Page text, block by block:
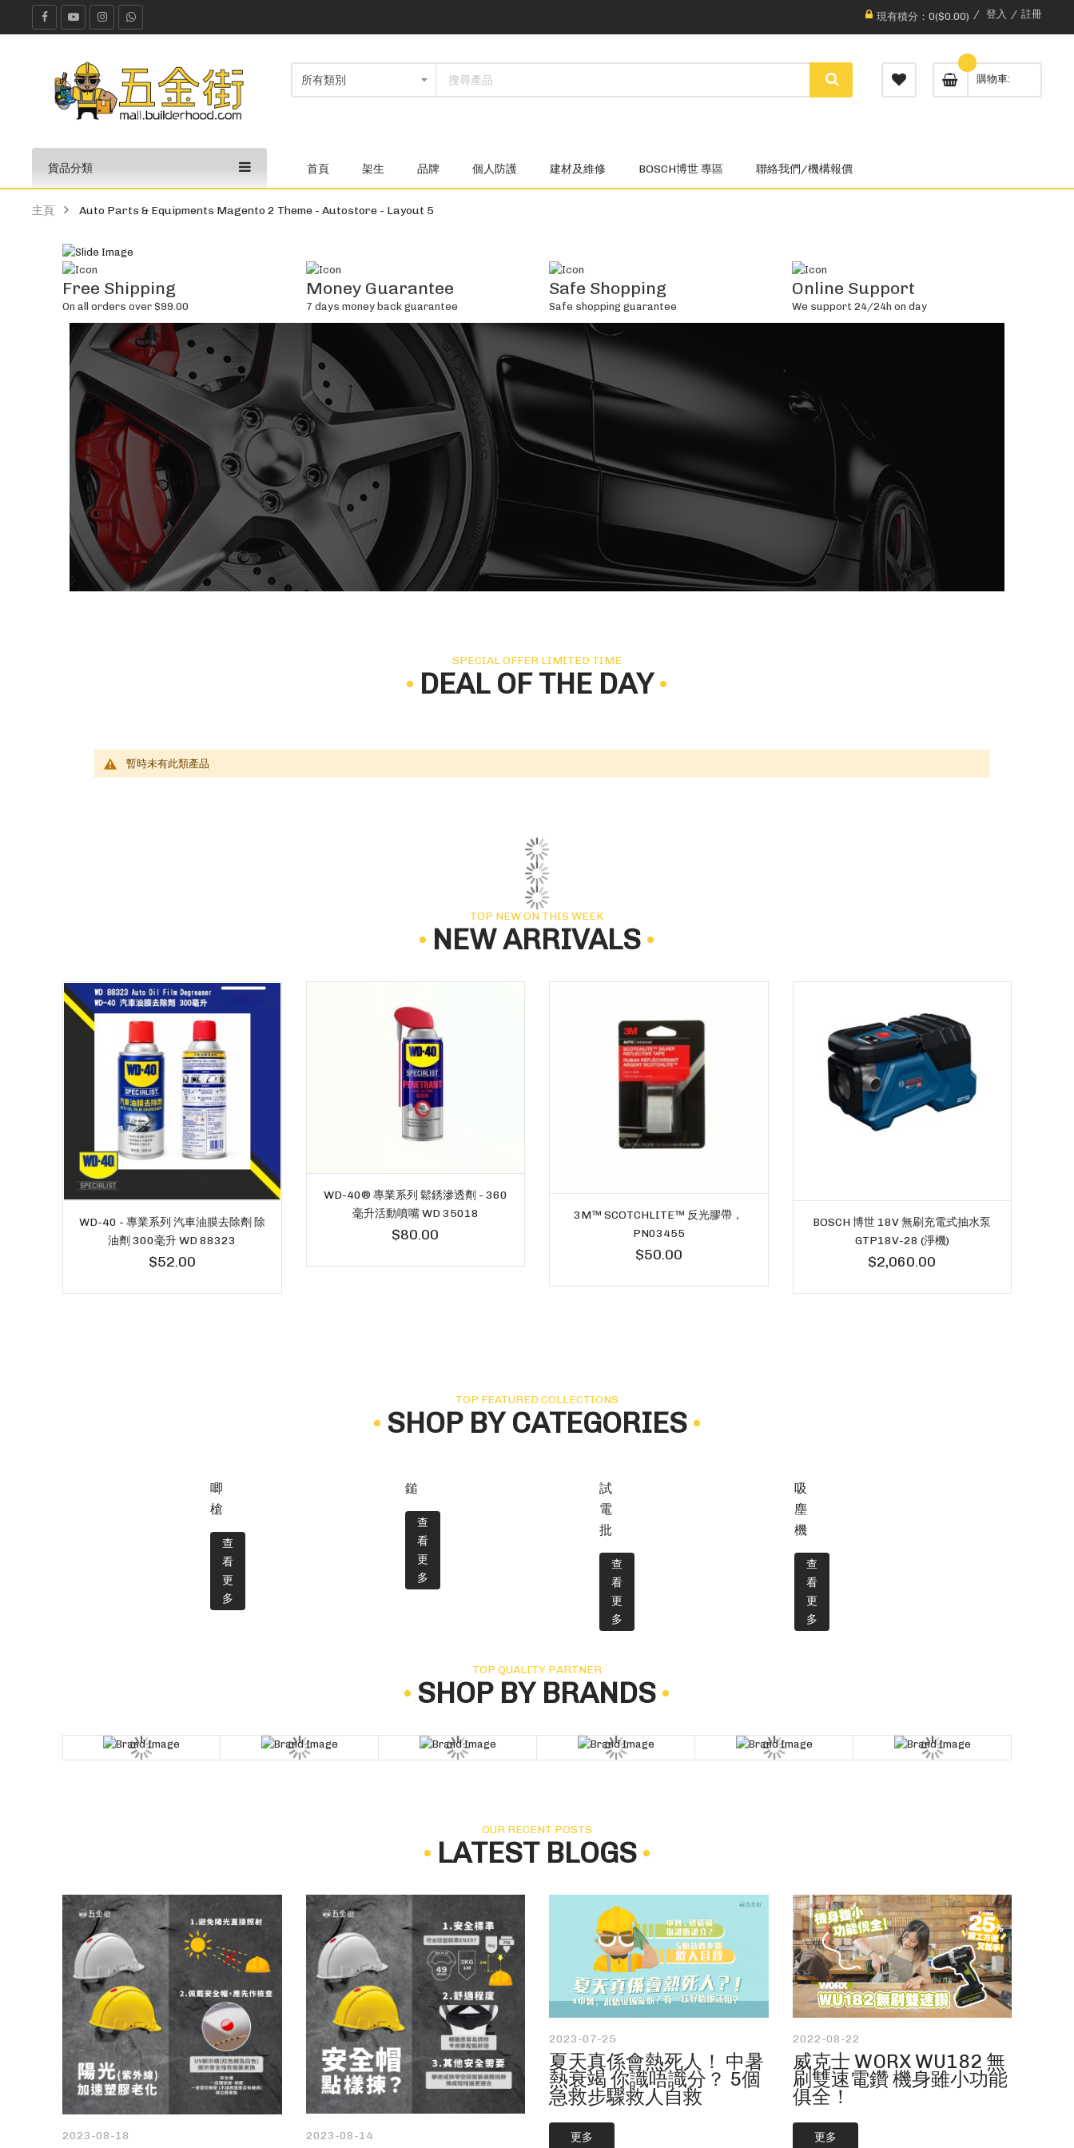
現有積分：0($0.00) 登入 註冊
購物車
貨品分類 首頁 架生 品牌 個人防護 建材及維修 BOSCH博世 專區 聯絡我們/機構報價
主頁 Auto Parts & Equipments Magento 2 Theme - Autostore - Layout 5
Free Shipping
On all orders over $99.00
Money Guarantee
7 days money back guarantee
Safe Shopping
Safe shopping guarantee
Online Support
We support 24/24h on day
SPECIAL OFFER LIMITED TIME
DEAL OF THE DAY
暫時未有此類產品
TOP NEW ON THIS WEEK
NEW ARRIVALS
WD-40 - 專業系列 汽車油膜去除劑 除
油劑 300毫升 WD 88323
$52.00
WD-40® 專業系列 鬆銹滲透劑 - 360
毫升活動噴嘴 WD 35018
$80.00
3M™ SCOTCHLITE™ 反光膠帶，
PN03455
$50.00
BOSCH 博世 18V 無刷充電式抽水泵
GTP18V-28 (淨機)
$2,060.00
TOP FEATURED COLLECTIONS
SHOP BY CATEGORIES
唧
槍
查
看
更
多
鎚
查
看
更
多
試
電
批
查
看
更
多
吸
塵
機
查
看
更
多
TOP QUALITY PARTNER
SHOP BY BRANDS
OUR RECENT POSTS
LATEST BLOGS
2023-08-18 2023-08-14
2023-07-25
夏天真係會熱死人！ 中暑
熱衰竭 你識唔識分？ 5個
急救步驟救人自救
更多
2022-08-22
威克士 WORX WU182 無
刷雙速電鑽 機身雖小功能
俱全！
更多